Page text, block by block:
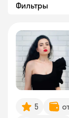
Фильтры
5